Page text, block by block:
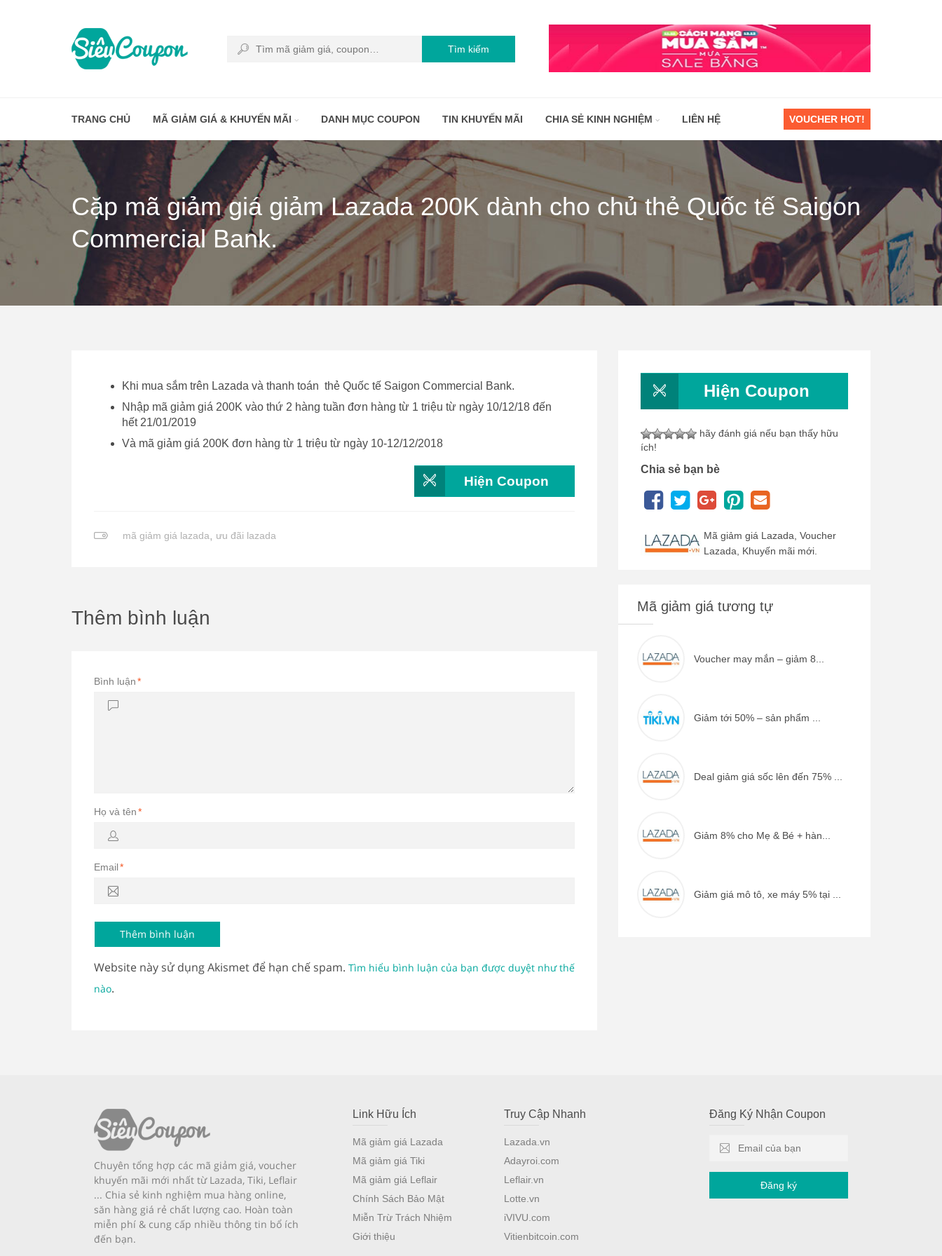
Tìm kiếm
TRANG CHỦ MÃ GIẢM GIÁ & KHUYẾN MÃI DANH MỤC COUPON TIN KHUYẾN MÃI CHIA SẺ KINH NGHIỆM LIÊN HỆ VOUCHER HOT!
Cặp mã giảm giá giảm Lazada 200K dành cho chủ thẻ Quốc tế Saigon
Commercial Bank.
Khi mua sắm trên Lazada và thanh toán thẻ Quốc tế Saigon Commercial Bank.
Nhập mã giảm giá 200K vào thứ 2 hàng tuần đơn hàng từ 1 triệu từ ngày 10/12/18 đến
hết 21/01/2019
Và mã giảm giá 200K đơn hàng từ 1 triệu từ ngày 10-12/12/2018
Hiện Coupon
mã giảm giá lazada, ưu đãi lazada
Thêm bình luận
Bình luận*
Họ và tên*
Email*
Website này sử dụng Akismet để hạn chế spam. Tìm hiểu bình luận của bạn được duyệt như thế
nào.
Hiện Coupon
hãy đánh giá nếu bạn thấy hữu
ích!
Chia sẻ bạn bè
Mã giảm giá Lazada, Voucher
Lazada, Khuyến mãi mới.
Mã giảm giá tương tự
Voucher may mắn – giảm 8...
Giảm tới 50% – sản phẩm ...
Deal giảm giá sốc lên đến 75% ...
Giảm 8% cho Mẹ & Bé + hàn...
Giảm giá mô tô, xe máy 5% tại ...
Chuyên tổng hợp các mã giảm giá, voucher
khuyến mãi mới nhất từ Lazada, Tiki, Leflair
... Chia sẻ kinh nghiệm mua hàng online,
săn hàng giá rẻ chất lượng cao. Hoàn toàn
miễn phí & cung cấp nhiều thông tin bổ ích
đến bạn.
Link Hữu Ích
Mã giảm giá Lazada
Mã giảm giá Tiki
Mã giảm giá Leflair
Chính Sách Bảo Mật
Miễn Trừ Trách Nhiệm
Giới thiệu
Truy Cập Nhanh
Lazada.vn
Adayroi.com
Leflair.vn
Lotte.vn
iVIVU.com
Vitienbitcoin.com
Đăng Ký Nhận Coupon
Đăng ký